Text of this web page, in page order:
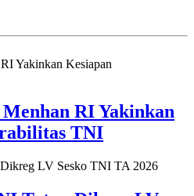
RI Yakinkan
TNI